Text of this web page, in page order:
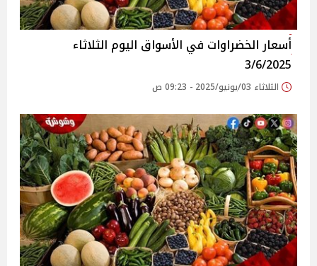
أسعار الخضراوات في الأسواق‎‎ اليوم الثلاثاء
3/6/2025
الثلاثاء 03/يونيو/2025 - 09:23 ص